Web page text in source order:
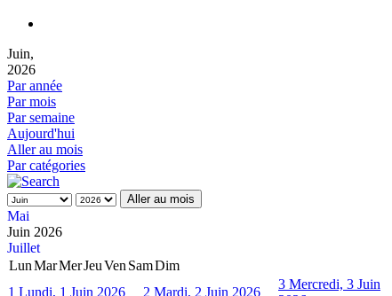
Juin,
2026
Par année
Par mois
Par semaine
Aujourd'hui
Aller au mois
Par catégories
Aller au mois
Mai
Juin 2026
Juillet
LunMarMerJeuVen SamDim
1 Lundi, 1 Juin 2026 2 Mardi, 2 Juin 2026
3 Mercredi, 3 Juin